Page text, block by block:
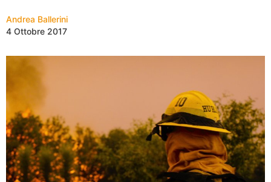
Andrea Ballerini
4 Ottobre 2017